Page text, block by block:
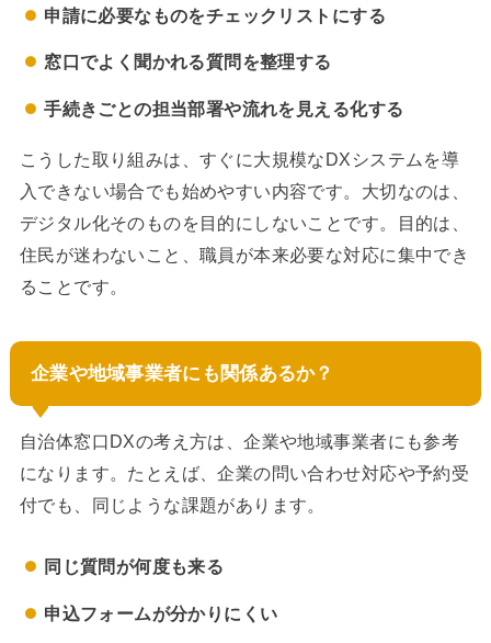
申請に必要なものをチェックリストにする
窓口でよく聞かれる質問を整理する
手続きごとの担当部署や流れを見える化する
こうした取り組みは、すぐに大規模なDXシステムを導
入できない場合でも始めやすい内容です。大切なのは、
デジタル化そのものを目的にしないことです。目的は、
住民が迷わないこと、職員が本来必要な対応に集中でき
ることです。
企業や地域事業者にも関係あるか？
自治体窓口DXの考え方は、企業や地域事業者にも参考
になります。たとえば、企業の問い合わせ対応や予約受
付でも、同じような課題があります。
同じ質問が何度も来る
申込フォームが分かりにくい